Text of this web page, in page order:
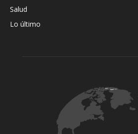
Salud
Lo último